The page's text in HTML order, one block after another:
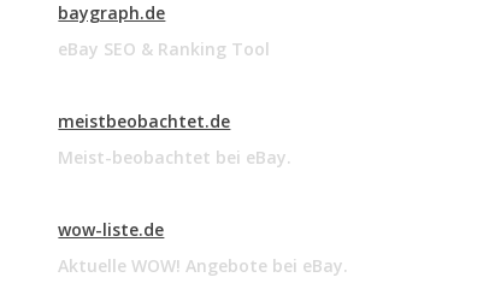
baygraph.de
eBay SEO & Ranking Tool
meistbeobachtet.de
Meist-beobachtet bei eBay.
wow-liste.de
Aktuelle WOW! Angebote bei eBay.